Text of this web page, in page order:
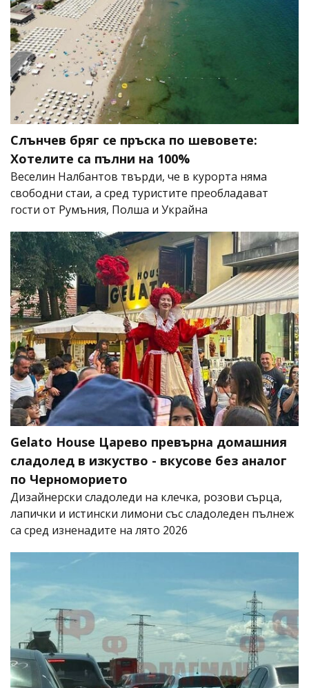
Слънчев бряг се пръска по шевовете:
Хотелите са пълни на 100%
Веселин Налбантов твърди, че в курорта няма
свободни стаи, а сред туристите преобладават
гости от Румъния, Полша и Украйна
Gelato House Царево превърна домашния
сладолед в изкуство - вкусове без аналог
по Черноморието
Дизайнерски сладоледи на клечка, розови сърца,
лапички и истински лимони със сладоледен пълнеж
са сред изненадите на лято 2026